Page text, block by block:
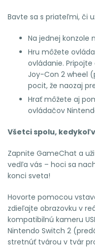
Bavte sa s priateľmi, či
Na jednej konzole
Hru môžete
ovládanie.
Joy-Con 2 wheel
pocit, že naozaj
Hrať môžete aj
ovládačov
Všetci spolu,
Zapnite GameChat a
vedľa vás – hoci sa
konci sveta!
Hovorte pomocou
zdieľajte obrazovku v
kompatibilnú kameru
Nintendo Switch 2
stretnúť tvárou v tvár